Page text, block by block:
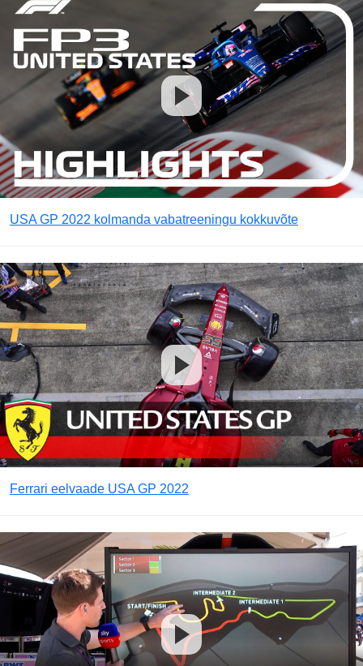
USA GP 2022 kolmanda vabatreeningu kokkuvõte
Ferrari eelvaade USA GP 2022